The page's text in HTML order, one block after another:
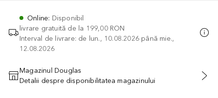
Online: Disponibil
livrare gratuită de la 199,00 RON
Interval de livrare: de lun., 10.08.2026 până mie.,
12.08.2026
ADĂUGAȚI ÎN COŞ
Magazinul Douglas
Detalii despre disponibilitatea magazinului